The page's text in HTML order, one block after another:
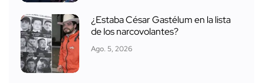
¿Estaba César Gastélum en la lista
de los narcovolantes?
Ago. 5, 2026